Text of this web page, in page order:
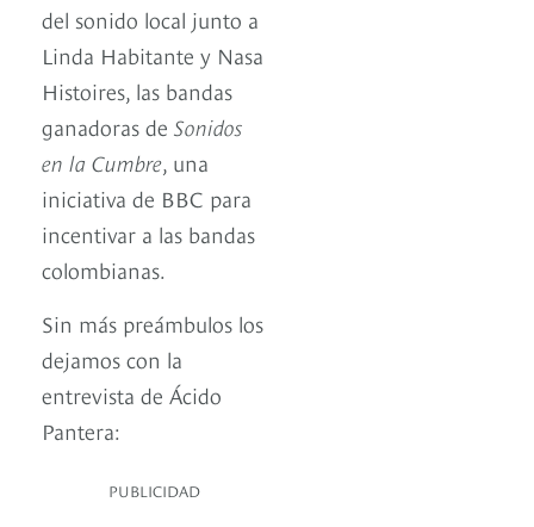
del sonido local junto a
Linda Habitante y Nasa
Histoires, las bandas
ganadoras de Sonidos
en la Cumbre, una
iniciativa de BBC para
incentivar a las bandas
colombianas.
Sin más preámbulos los
dejamos con la
entrevista de Ácido
Pantera:
PUBLICIDAD